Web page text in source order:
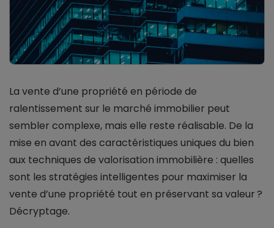
La vente d’une propriété en période de
ralentissement sur le marché immobilier peut
sembler complexe, mais elle reste réalisable. De la
mise en avant des caractéristiques uniques du bien
aux techniques de valorisation immobilière : quelles
sont les stratégies intelligentes pour maximiser la
vente d’une propriété tout en préservant sa valeur ?
Décryptage.